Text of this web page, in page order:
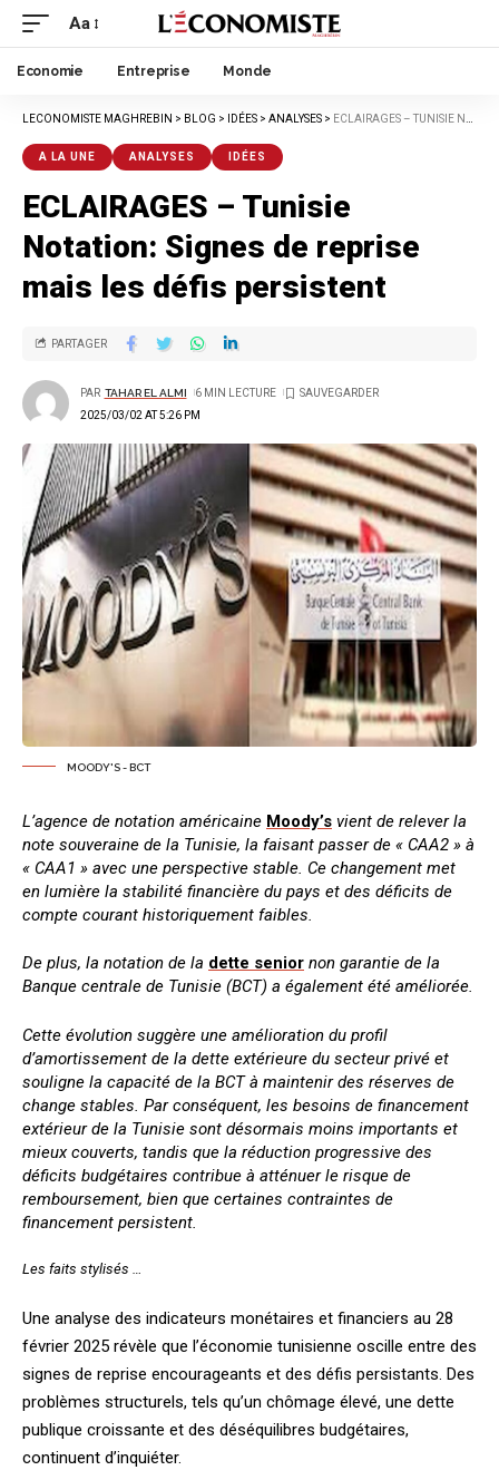
Aa
Economie Entreprise Monde
LECONOMISTE MAGHREBIN > BLOG > IDÉES > ANALYSES > ECLAIRAGES – TUNISIE NOTATION: SIGNES DE REPRISE MAIS LES DÉFIS PERSISTENT
A LA UNE ANALYSES IDÉES
ECLAIRAGES – Tunisie
Notation: Signes de reprise
mais les défis persistent
2025/03/02 AT 5:26 PM
PAR TAHAR EL ALMI 6 MIN LECTURE
PARTAGER
MOODY'S - BCT
L’agence de notation américaine Moody’s vient de relever la
note souveraine de la Tunisie, la faisant passer de « CAA2 » à
« CAA1 » avec une perspective stable. Ce changement met
en lumière la stabilité financière du pays et des déficits de
compte courant historiquement faibles.
De plus, la notation de la dette senior non garantie de la
Banque centrale de Tunisie (BCT) a également été améliorée.
Cette évolution suggère une amélioration du profil
d’amortissement de la dette extérieure du secteur privé et
souligne la capacité de la BCT à maintenir des réserves de
change stables. Par conséquent, les besoins de financement
extérieur de la Tunisie sont désormais moins importants et
mieux couverts, tandis que la réduction progressive des
déficits budgétaires contribue à atténuer le risque de
remboursement, bien que certaines contraintes de
financement persistent.
Les faits stylisés …
Une analyse des indicateurs monétaires et financiers au 28
février 2025 révèle que l’économie tunisienne oscille entre des
signes de reprise encourageants et des défis persistants. Des
problèmes structurels, tels qu’un chômage élevé, une dette
publique croissante et des déséquilibres budgétaires,
continuent d’inquiéter.